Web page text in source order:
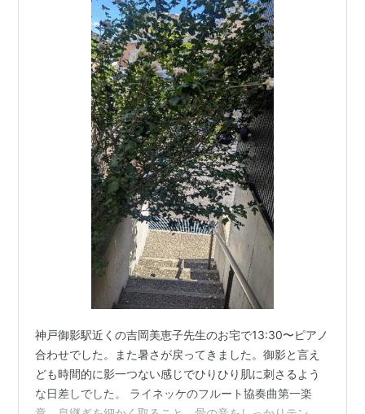
神戸御影駅近くの吉岡美恵子先生のお宅で13:30〜ピアノ
合わせでした。また暑さが戻ってきました。御影と言え
ども時間的に影一つない感じでひりひり肌に刺さるよう
な日差しでした。 ライネッケのフルート協奏曲第一楽